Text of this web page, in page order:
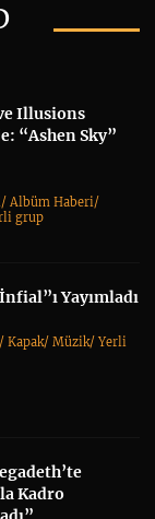
Illusions
“Ashen Sky”
/Albüm Haberi/
grup
Yayımladı
/Kapak/Müzik/Yerli
Kadro